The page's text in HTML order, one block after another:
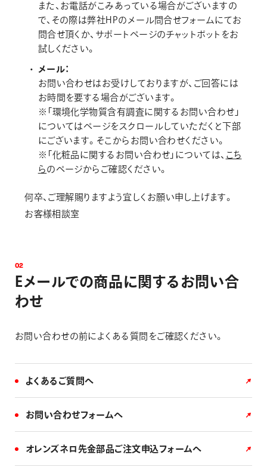
また、お電話がこみあっている場合がございますの
で、その際は弊社HPのメール問合せフォームにてお
問合せ頂くか、サポートページのチャットボットをお
試しください。
メール：
お問い合わせはお受けしておりますが、ご回答には
お時間を要する場合がございます。
※「環境化学物質含有調査に関するお問い合わせ」
についてはページをスクロールしていただくと下部
にございます。そこからお問い合わせください。
※「化粧品に関するお問い合わせ」については、 こち
ら のページからご確認ください。
何卒、ご理解賜りますよう宜しくお願い申し上げます。
お客様相談室
02
Eメー ルでの商品に 関する お問 い合
わせ
お問い合わせの前によくある質問をご確認ください。
よくあるご質問へ
お問い合わせフォームへ
オレンズネロ先金部品ご注文申込フォームへ